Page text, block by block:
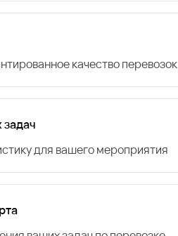
качество перевозок
для вашего мероприятия